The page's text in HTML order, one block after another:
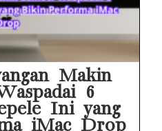
Makin
6
Ini yang
iMac Drop